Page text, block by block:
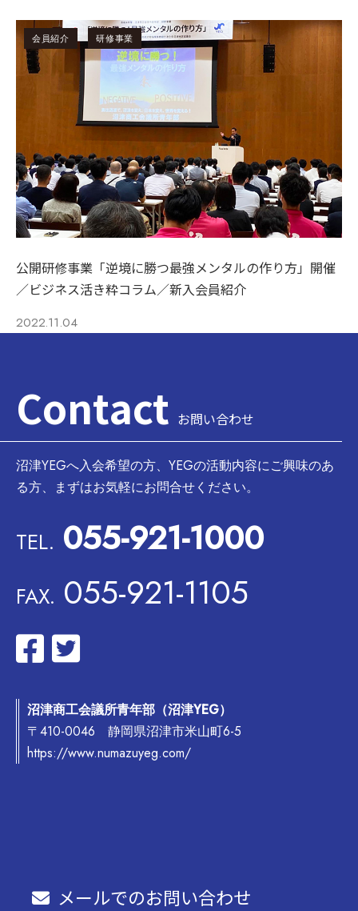
会員紹介 研修事業
公開研修事業「逆境に勝つ最強メンタルの作り方」開催
／ビジネス活き粋コラム／新入会員紹介
2022.11.04
Contact お問い合わせ
沼津YEGへ入会希望の方、YEGの活動内容にご興味のあ
る方、まずはお気軽にお問合せください。
TEL. 055-921-1000
FAX. 055-921-1105
沼津商工会議所青年部（沼津YEG）
〒410-0046 静岡県沼津市米山町6-5
https://www.numazuyeg.com/
メールでのお問い合わせ